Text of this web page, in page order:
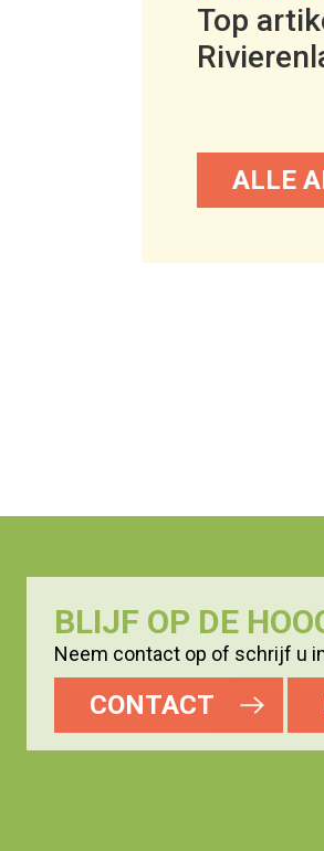
Top
ALLE
BLIJF OP DE
Neem contact op of schrijf u
CONTACT